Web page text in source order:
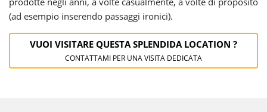
(ad esempio inserendo passaggi ironici).
VUOI VISITARE QUESTA SPLENDIDA LOCATION ?
CONTATTAMI PER UNA VISITA DEDICATA